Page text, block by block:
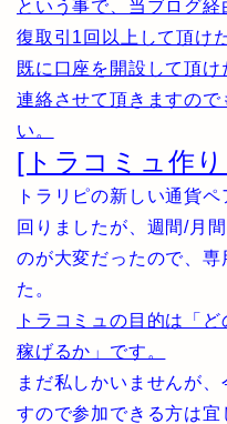
という事で、当ブログ
復取引1回以上して頂け
既に口座を開設して頂
連絡させて頂きますの
い。
[トラコミュ作
トラリピの新しい通貨
回りましたが、週間/月
のが大変だったので、
た。
トラコミュの目的は「
稼げるか」です。
まだ私しかいませんが
すので参加できる方は宜